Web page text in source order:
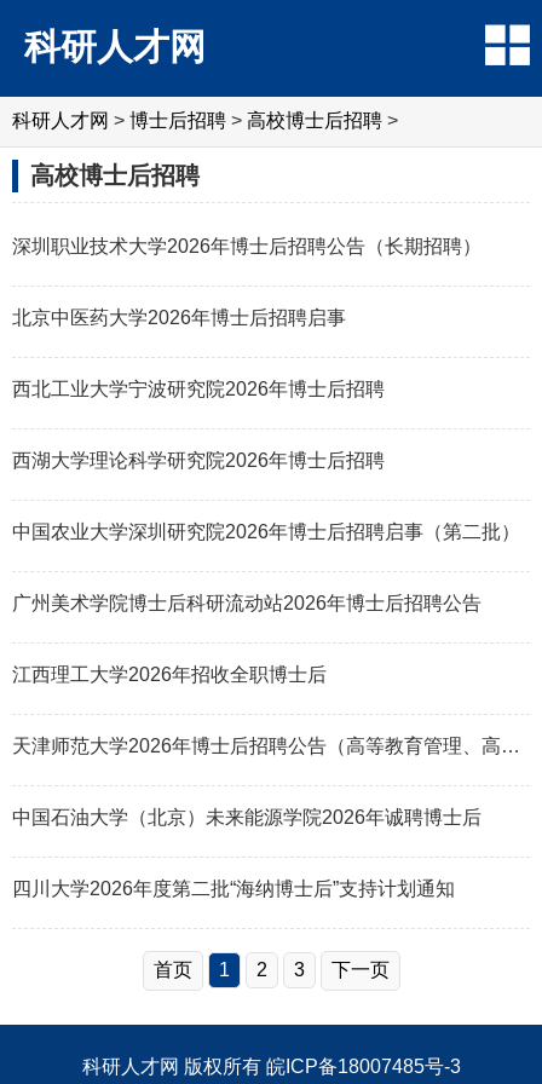
科研人才网
科研人才网 > 博士后招聘 > 高校博士后招聘 >
高校博士后招聘
深圳职业技术大学2026年博士后招聘公告（长期招聘）
北京中医药大学2026年博士后招聘启事
西北工业大学宁波研究院2026年博士后招聘
西湖大学理论科学研究院2026年博士后招聘
中国农业大学深圳研究院2026年博士后招聘启事（第二批）
广州美术学院博士后科研流动站2026年博士后招聘公告
江西理工大学2026年招收全职博士后
天津师范大学2026年博士后招聘公告（高等教育管理、高等教育评价方向）
中国石油大学（北京）未来能源学院2026年诚聘博士后
四川大学2026年度第二批“海纳博士后”支持计划通知
首页 1 2 3 下一页
科研人才网 版权所有 皖ICP备18007485号-3